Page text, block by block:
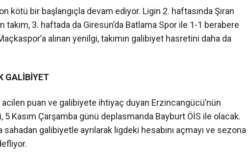
kötü bir başlangıçla devam ediyor. Ligin 2. haftasında Şiran
takım, 3. haftada da Giresun’da Batlama Spor ile 1-1 berabere
alınan yenilgi, takımın galibiyet hasretini daha da
GALİBİYET
puan ve galibiyete ihtiyaç duyan Erzincangücü’nün
5 Kasım Çarşamba günü deplasmanda Bayburt ÖİS ile olacak.
sahadan galibiyetle ayrılarak ligdeki hesabını açmayı ve sezona